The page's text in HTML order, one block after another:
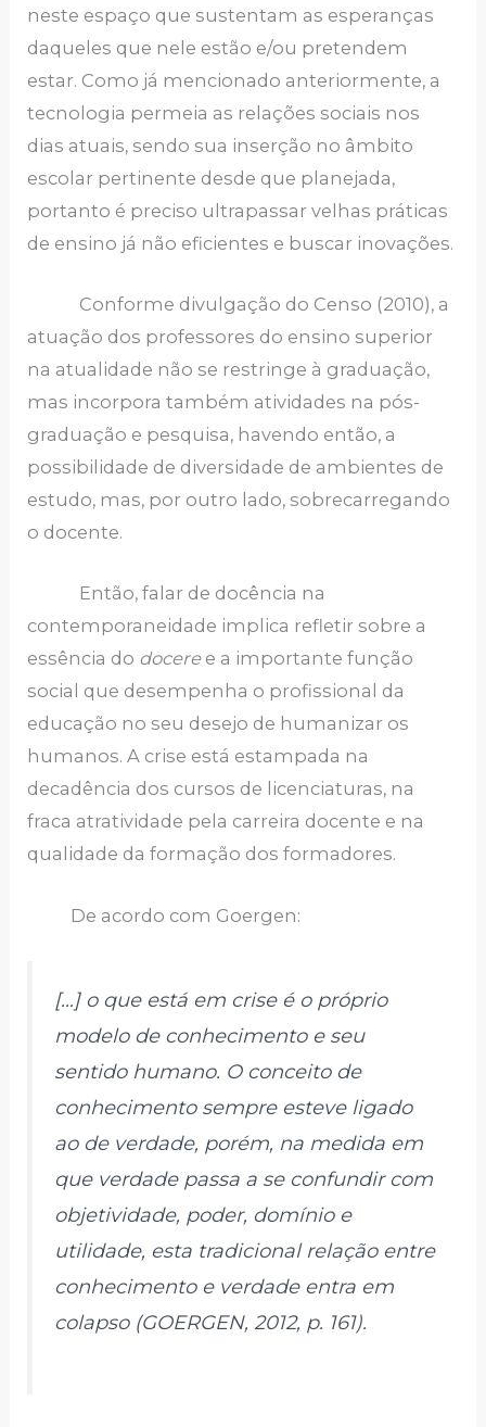
neste espaço que sustentam as esperanças
daqueles que nele estão e/ou pretendem
estar. Como já mencionado anteriormente, a
tecnologia permeia as relações sociais nos
dias atuais, sendo sua inserção no âmbito
escolar pertinente desde que planejada,
portanto é preciso ultrapassar velhas práticas
de ensino já não eficientes e buscar inovações.
Conforme divulgação do Censo (2010), a
atuação dos professores do ensino superior
na atualidade não se restringe à graduação,
mas incorpora também atividades na pós-
graduação e pesquisa, havendo então, a
possibilidade de diversidade de ambientes de
estudo, mas, por outro lado, sobrecarregando
o docente.
Então, falar de docência na
contemporaneidade implica refletir sobre a
essência do doceree a importante função
social que desempenha o profissional da
educação no seu desejo de humanizar os
humanos. A crise está estampada na
decadência dos cursos de licenciaturas, na
fraca atratividade pela carreira docente e na
qualidade da formação dos formadores.
De acordo com Goergen:
[…] o que está em crise é o próprio
modelo de conhecimento e seu
sentido humano. O conceito de
conhecimento sempre esteve ligado
ao de verdade, porém, na medida em
que verdade passa a se confundir com
objetividade, poder, domínio e
utilidade, esta tradicional relação entre
conhecimento e verdade entra em
colapso (GOERGEN, 2012, p. 161).